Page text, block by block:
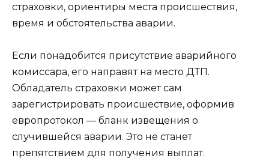
страховки, ориентиры места происшествия,
время и обстоятельства аварии.
Если понадобится присутствие аварийного
комиссара, его направят на место ДТП.
Обладатель страховки может сам
зарегистрировать происшествие, оформив
европротокол — бланк извещения о
случившейся аварии. Это не станет
препятствием для получения выплат.